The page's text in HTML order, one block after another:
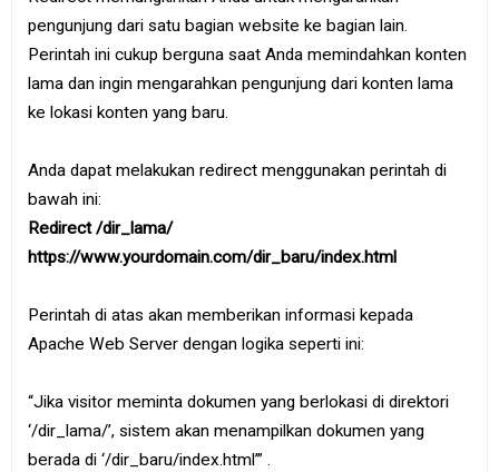
pengunjung dari satu bagian website ke bagian lain.
Perintah ini cukup berguna saat Anda memindahkan konten
lama dan ingin mengarahkan pengunjung dari konten lama
ke lokasi konten yang baru.
Anda dapat melakukan redirect menggunakan perintah di
bawah ini:
Redirect /dir_lama/
https://www.yourdomain.com/dir_baru/index.html
Perintah di atas akan memberikan informasi kepada
Apache Web Server dengan logika seperti ini:
“Jika visitor meminta dokumen yang berlokasi di direktori
‘/dir_lama/’, sistem akan menampilkan dokumen yang
berada di ‘/dir_baru/index.html’” .